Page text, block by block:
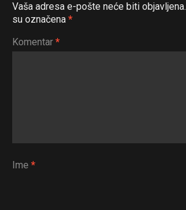
Vaša adresa e-pošte neće biti objavljena.
su označena *
Komentar *
Ime *